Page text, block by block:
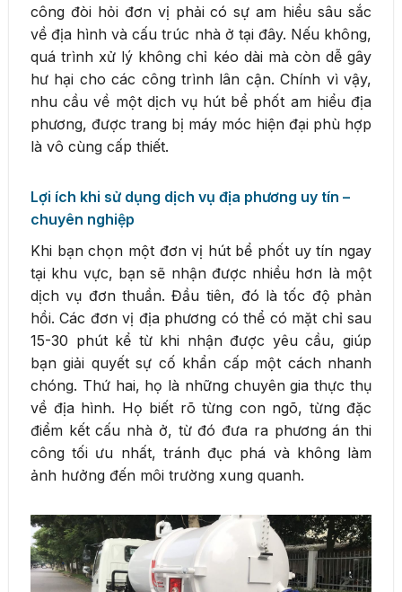
công đòi hỏi đơn vị phải có sự am hiểu sâu sắc
về địa hình và cấu trúc nhà ở tại đây. Nếu không,
quá trình xử lý không chỉ kéo dài mà còn dễ gây
hư hại cho các công trình lân cận. Chính vì vậy,
nhu cầu về một dịch vụ hút bể phốt am hiểu địa
phương, được trang bị máy móc hiện đại phù hợp
là vô cùng cấp thiết.
Lợi ích khi sử dụng dịch vụ địa phương uy tín –
chuyên nghiệp
Khi bạn chọn một đơn vị hút bể phốt uy tín ngay
tại khu vực, bạn sẽ nhận được nhiều hơn là một
dịch vụ đơn thuần. Đầu tiên, đó là tốc độ phản
hồi. Các đơn vị địa phương có thể có mặt chỉ sau
15-30 phút kể từ khi nhận được yêu cầu, giúp
bạn giải quyết sự cố khẩn cấp một cách nhanh
chóng. Thứ hai, họ là những chuyên gia thực thụ
về địa hình. Họ biết rõ từng con ngõ, từng đặc
điểm kết cấu nhà ở, từ đó đưa ra phương án thi
công tối ưu nhất, tránh đục phá và không làm
ảnh hưởng đến môi trường xung quanh.